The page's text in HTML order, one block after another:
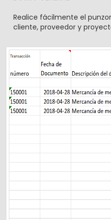
Realice fácilmente el
cliente, proveedor y